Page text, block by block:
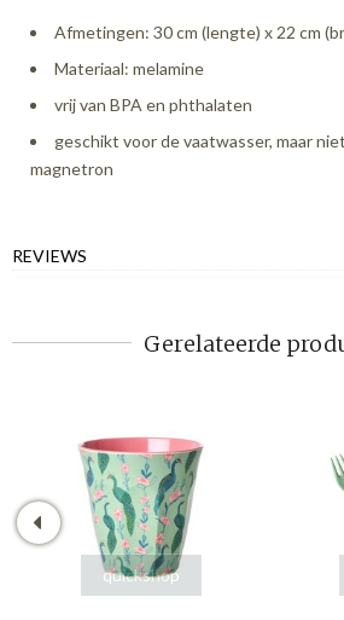
Afmetingen: 30 cm (lengte) x 22 cm
Materiaal: melamine
vrij van BPA en phthalaten
geschikt voor de vaatwasser, maar
magnetron
REVIEWS
Gerelateerde
quickshop